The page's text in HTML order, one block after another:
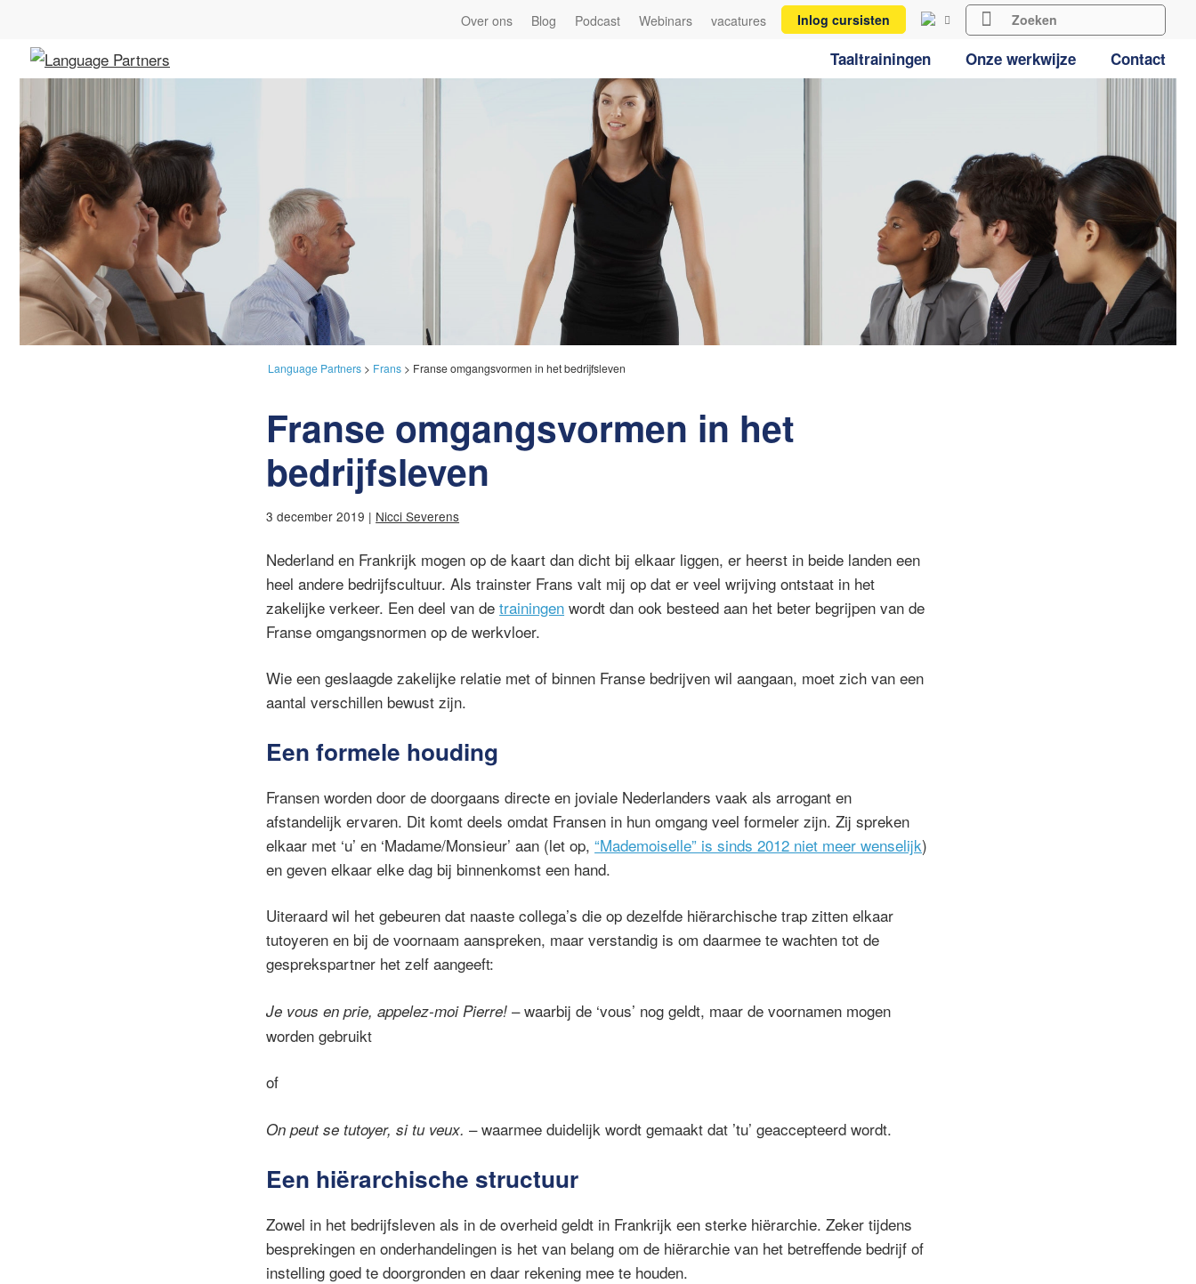
Over ons Blog Podcast Webinars vacatures Inlog cursisten
Taaltrainingen Onze werkwijze Contact
Language Partners > Frans > Franse omgangsvormen in het bedrijfsleven
Franse omgangsvormen in het
bedrijfsleven
3 december 2019 | Nicci Severens
Nederland en Frankrijk mogen op de kaart dan dicht bij elkaar liggen, er heerst in beide landen een
heel andere bedrijfscultuur. Als trainster Frans valt mij op dat er veel wrijving ontstaat in het
zakelijke verkeer. Een deel van detrainingen wordt dan ook besteed aan het beter begrijpen van de
Franse omgangsnormen op de werkvloer.
Wie een geslaagde zakelijke relatie met of binnen Franse bedrijven wil aangaan, moet zich van een
aantal verschillen bewust zijn.
Een formele houding
Fransen worden door de doorgaans directe en joviale Nederlanders vaak als arrogant en
afstandelijk ervaren. Dit komt deels omdat Fransen in hun omgang veel formeler zijn. Zij spreken
elkaar met ‘u’ en ‘Madame/Monsieur’ aan (let op,“Mademoiselle” is sinds 2012 niet meer wenselijk)
en geven elkaar elke dag bij binnenkomst een hand.
Uiteraard wil het gebeuren dat naaste collega’s die op dezelfde hiërarchische trap zitten elkaar
tutoyeren en bij de voornaam aanspreken, maar verstandig is om daarmee te wachten tot de
gesprekspartner het zelf aangeeft:
Je vous en prie, appelez-moi Pierre! – waarbij de ‘vous’ nog geldt, maar de voornamen mogen
worden gebruikt
of
On peut se tutoyer, si tu veux. – waarmee duidelijk wordt gemaakt dat ’tu’ geaccepteerd wordt.
Een hiërarchische structuur
Zowel in het bedrijfsleven als in de overheid geldt in Frankrijk een sterke hiërarchie. Zeker tijdens
besprekingen en onderhandelingen is het van belang om de hiërarchie van het betreffende bedrijf of
instelling goed te doorgronden en daar rekening mee te houden.